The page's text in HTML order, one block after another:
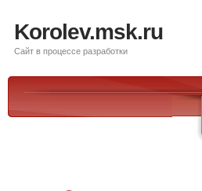
Korolev.msk.ru
Сайт в процессе разработки